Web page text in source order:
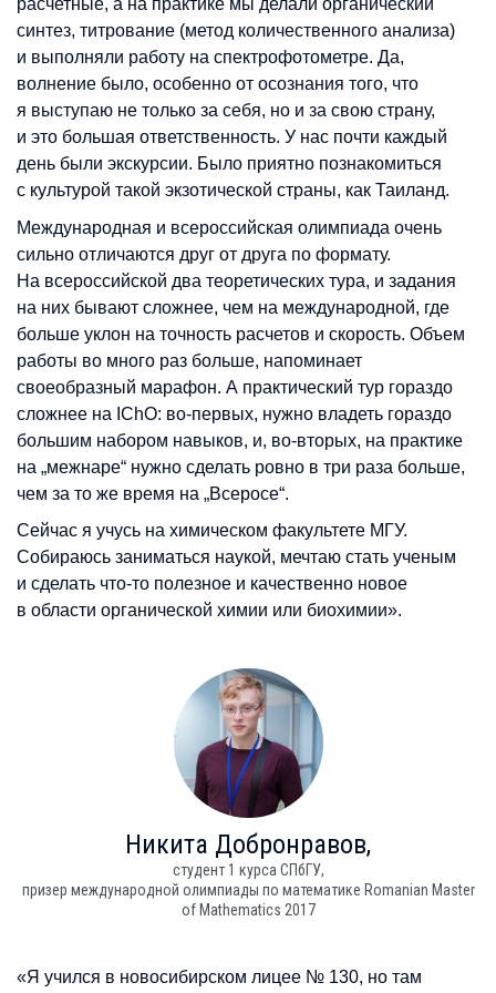
расчетные, а на практике мы делали органический
синтез, титрование (метод количественного анализа)
и выполняли работу на спектрофотометре. Да,
волнение было, особенно от осознания того, что
я выступаю не только за себя, но и за свою страну,
и это большая ответственность. У нас почти каждый
день были экскурсии. Было приятно познакомиться
с культурой такой экзотической страны, как Таиланд.
Международная и всероссийская олимпиада очень
сильно отличаются друг от друга по формату.
На всероссийской два теоретических тура, и задания
на них бывают сложнее, чем на международной, где
больше уклон на точность расчетов и скорость. Объем
работы во много раз больше, напоминает
своеобразный марафон. А практический тур гораздо
сложнее на IChO: во-первых, нужно владеть гораздо
большим набором навыков, и, во-вторых, на практике
на „межнаре“ нужно сделать ровно в три раза больше,
чем за то же время на „Всеросе“.
Сейчас я учусь на химическом факультете МГУ.
Собираюсь заниматься наукой, мечтаю стать ученым
и сделать что-то полезное и качественно новое
в области органической химии или биохимии».
Никита Добронравов,
студент 1 курса СПбГУ,
призер международной олимпиады по математике Romanian Master
of Mathematics 2017
«Я учился в новосибирском лицее № 130, но там